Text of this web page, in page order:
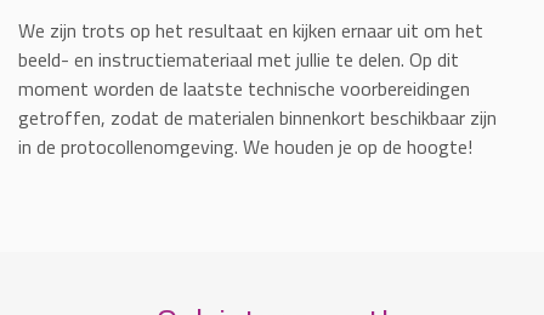
We zijn trots op het resultaat en kijken ernaar uit om het
beeld- en instructiemateriaal met jullie te delen. Op dit
moment worden de laatste technische voorbereidingen
getroffen, zodat de materialen binnenkort beschikbaar zijn
in de protocollenomgeving. We houden je op de hoogte!